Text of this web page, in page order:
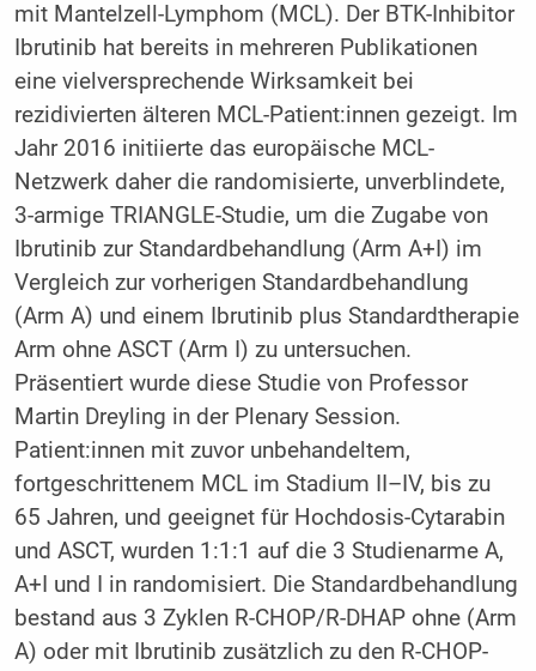
mit Mantelzell-Lymphom (MCL). Der BTK-Inhibitor
Ibrutinib hat bereits in mehreren Publikationen
eine vielversprechende Wirksamkeit bei
rezidivierten älteren MCL-Patient:innen gezeigt. Im
Jahr 2016 initiierte das europäische MCL-
Netzwerk daher die randomisierte, unverblindete,
3-armige TRIANGLE-Studie, um die Zugabe von
Ibrutinib zur Standardbehandlung (Arm A+I) im
Vergleich zur vorherigen Standardbehandlung
(Arm A) und einem Ibrutinib plus Standardtherapie
Arm ohne ASCT (Arm I) zu untersuchen.
Präsentiert wurde diese Studie von Professor
Martin Dreyling in der Plenary Session.
Patient:innen mit zuvor unbehandeltem,
fortgeschrittenem MCL im Stadium II–IV, bis zu
65 Jahren, und geeignet für Hochdosis-Cytarabin
und ASCT, wurden 1:1:1 auf die 3 Studienarme A,
A+I und I in randomisiert. Die Standardbehandlung
bestand aus 3 Zyklen R-CHOP/R-DHAP ohne (Arm
A) oder mit Ibrutinib zusätzlich zu den R-CHOP-